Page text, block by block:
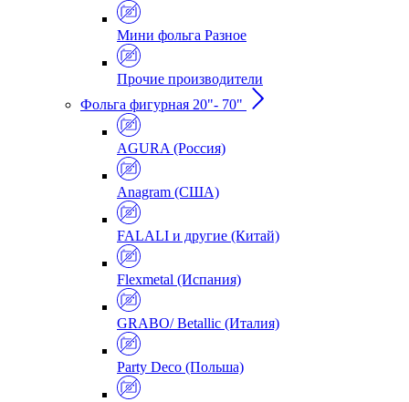
Мини фольга Разное
Прочие производители
Фольга фигурная 20"- 70"
AGURA (Россия)
Anagram (США)
FALALI и другие (Китай)
Flexmetal (Испания)
GRABO/ Betallic (Италия)
Party Deco (Польша)